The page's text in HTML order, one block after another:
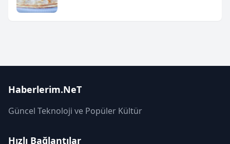
Haberlerim.NeT
Güncel Teknoloji ve Popüler Kültür
Hızlı Bağlantılar